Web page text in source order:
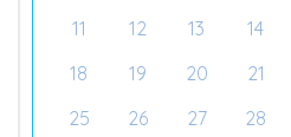
11
12 13 14
18
19 20 21
25
26 27 28